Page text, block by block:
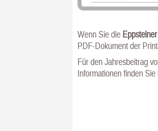
Wenn Sie die
PDF-Dokument der
Für den Jahresbeitrag
Informationen finden Sie